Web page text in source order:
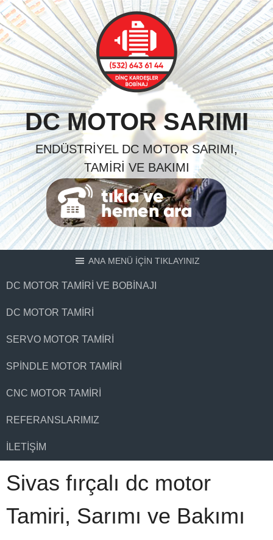
Skip
to
content
DC MOTOR SARIMI
ENDÜSTRIYEL DC MOTOR SARIMI,
TAMIRI VE BAKIMI
ANA MENÜ İÇİN TIKLAYINIZ
DC MOTOR TAMIRI VE BOBINAJI
DC MOTOR TAMIRI
SERVO MOTOR TAMIRI
SPINDLE MOTOR TAMIRI
CNC MOTOR TAMIRI
REFERANSLARIMIZ
İLETIŞIM
Sivas fırçalı dc motor
Tamiri, Sarımı ve Bakımı